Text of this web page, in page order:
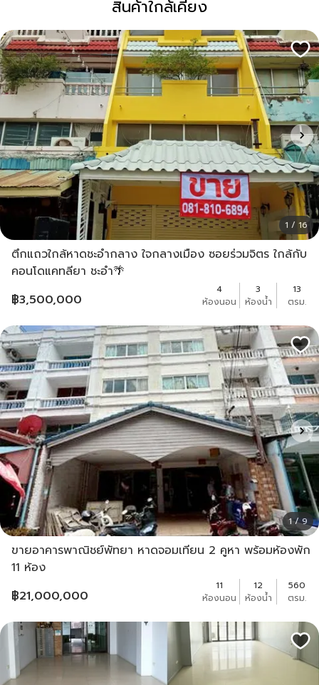
สินค้าใกล้เคียง
1 / 16
ตึกแถวใกล้หาดชะอำกลาง ใจกลางเมือง ซอยร่วมจิตร ใกล้กับ
คอนโดแคทลียา ชะอำ🌴
฿3,500,000
4
ห้องนอน
3
ห้องน้ำ
13
ตรม.
1 / 9
ขายอาคารพาณิชย์พัทยา หาดจอมเทียน 2 คูหา พร้อมห้องพัก
11 ห้อง
฿21,000,000
11
ห้องนอน
12
ห้องน้ำ
560
ตรม.